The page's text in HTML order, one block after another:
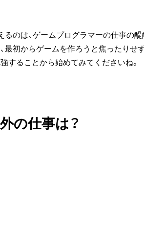
のは、ゲームプログラマーの仕事の醍
初からゲームを作ろうと焦ったりせ
することから始めてみてくださいね。
の仕事は？